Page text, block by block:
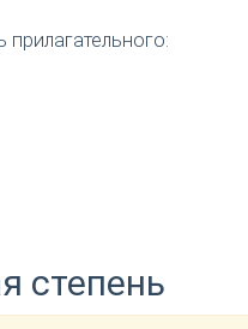
прилагательного:
степень